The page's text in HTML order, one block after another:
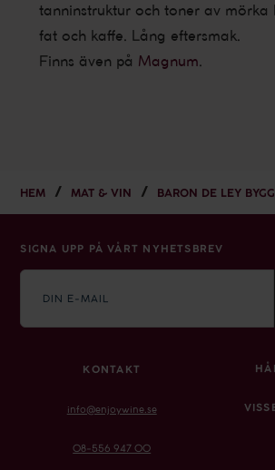
tanninstruktur och toner av mörka
fat och kaffe. Lång eftersmak.
Finns även på Magnum.
HEM MAT & VIN BARON DE LEY
SIGNA UPP PÅ VÅRT NYHETSBREV
mail
KONTAKT
info@enjoywine.se
08-556 947 00